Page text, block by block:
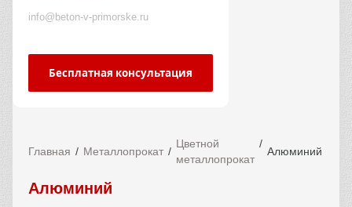
info@beton-v-primorske.ru
Бесплатная консультация
Главная Металлопрокат
Цветной
металлопрокат
Алюминий
Алюминий